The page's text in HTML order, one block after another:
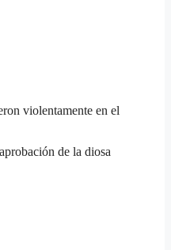
violentamente en el
de la diosa